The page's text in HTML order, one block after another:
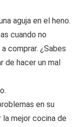
aguja en el heno.
cuando no
comprar. ¿Sabes
de hacer un mal
en su
mejor cocina de